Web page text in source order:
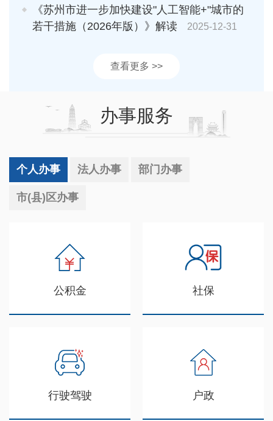
《苏州市进一步加快建设"人工智能+"城市的
若干措施（2026年版）》解读
2025-12-31
查看更多 >>
办事服务
个人办事 法人办事 部门办事
市(县)区办事
公积金 社保
行驶驾驶 户政